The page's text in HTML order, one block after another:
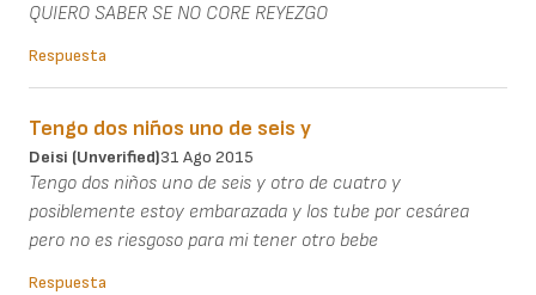
QUIERO SABER SE NO CORE REYEZGO
Respuesta
Tengo dos niños uno de seis y
Deisi (unverified)31 Ago 2015
Tengo dos niños uno de seis y otro de cuatro y
posiblemente estoy embarazada y los tube por cesárea
pero no es riesgoso para mi tener otro bebe
Respuesta